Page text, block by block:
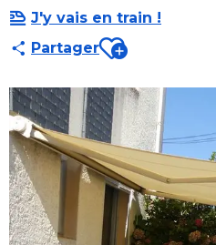
J'y vais en train !
PartagerAjouter aux